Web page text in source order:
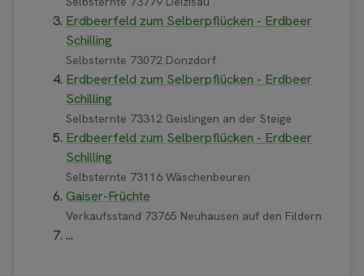
Erdbeerfeld zum Selberpflücken - Erdbeer
Schilling
Selbsternte 73072 Donzdorf
Erdbeerfeld zum Selberpflücken - Erdbeer
Schilling
Selbsternte 73312 Geislingen an der Steige
Erdbeerfeld zum Selberpflücken - Erdbeer
Schilling
Selbsternte 73116 Wäschenbeuren
Gaiser-Früchte
Verkaufsstand 73765 Neuhausen auf den Fildern
...